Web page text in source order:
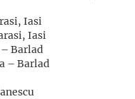
Iasi
Iasi
Barlad
– Barlad